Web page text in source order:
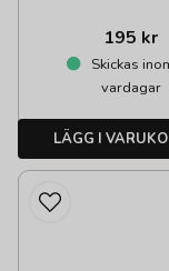
195 kr
Skickas
vardagar
LÄGG I